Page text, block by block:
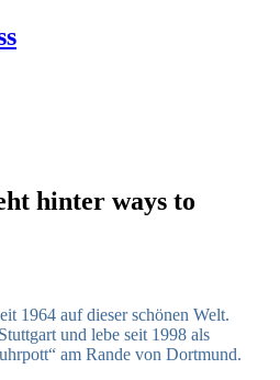
hinter ways to
1964 auf dieser schönen Welt.
und lebe seit 1998 als
am Rande von Dortmund.